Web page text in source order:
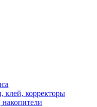
клей, корректоры